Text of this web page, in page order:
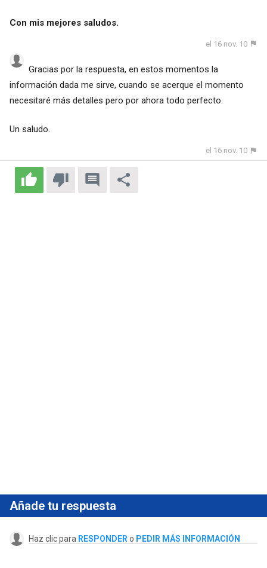
Con mis mejores saludos.
el 16 nov. 10
Gracias por la respuesta, en estos momentos la
información dada me sirve, cuando se acerque el momento
necesitaré más detalles pero por ahora todo perfecto.
Un saludo.
el 16 nov. 10
Añade tu respuesta
Haz clic para RESPONDER o PEDIR MÁS INFORMACIÓN